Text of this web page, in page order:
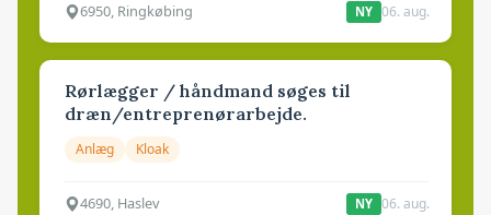
6950, Ringkøbing NY 06. aug.
Rørlægger / håndmand søges til
dræn/entreprenørarbejde.
Anlæg Kloak
4690, Haslev NY 06. aug.